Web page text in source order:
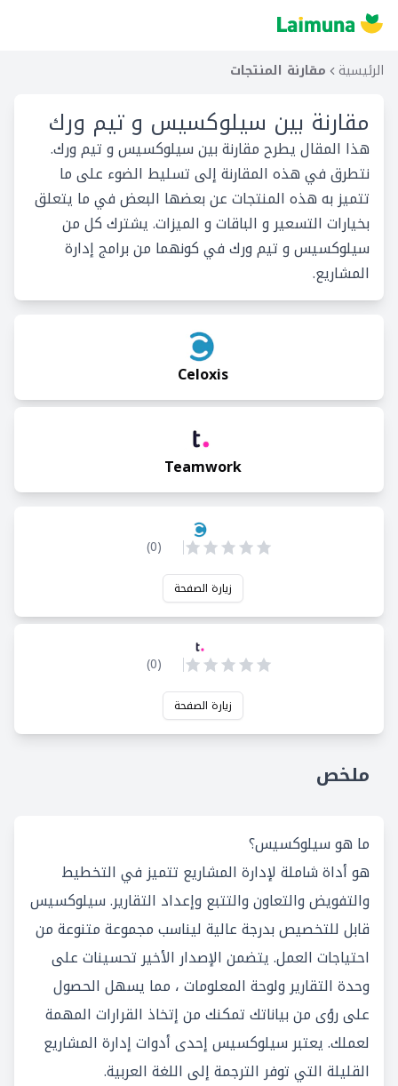
الرئيسية مقارنة المنتجات
مقارنة بين سيلوكسيس و تيم ورك
هذا المقال يطرح مقارنة بين سيلوكسيس و تيم ورك.
نتطرق في هذه المقارنة إلى تسليط الضوء على ما
تتميز به هذه المنتجات عن بعضها البعض في ما يتعلق
بخيارات التسعير و الباقات و الميزات. يشترك كل من
سيلوكسيس و تيم ورك في كونهما من برامج إدارة
المشاريع.
Celoxis
Teamwork
(
0
)
زيارة الصفحة
(
0
)
زيارة الصفحة
ملخص
ما هو سيلوكسيس؟
هو أداة شاملة لإدارة المشاريع تتميز في التخطيط
والتفويض والتعاون والتتبع وإعداد التقارير. سيلوكسيس
قابل للتخصيص بدرجة عالية ليناسب مجموعة متنوعة من
احتياجات العمل. يتضمن الإصدار الأخير تحسينات على
وحدة التقارير ولوحة المعلومات ، مما يسهل الحصول
على رؤى من بياناتك تمكنك من إتخاذ القرارات المهمة
لعملك. يعتبر سيلوكسيس إحدى أدوات إدارة المشاريع
القليلة التي توفر الترجمة إلى اللغة العربية.